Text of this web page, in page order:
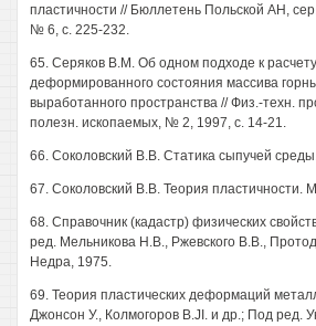
пластичности // Бюллетень Польской АН,
№ 6, с. 225-232.
65. Серяков В.М. Об одном подходе к
деформированного состояния массива
выработанного пространства // Физ.-техн.
полезн. ископаемых, № 2, 1997, с. 14-21.
66. Соколовский В.В. Статика сыпучей
67. Соколовский В.В. Теория пластичности.
68. Справочник (кадастр) физических
ред. Мельникова Н.В., Ржевского В.В.,
Недра, 1975.
69. Теория пластических деформаций
Джонсон У., Колмогоров B.JI. и др.; Под ред.